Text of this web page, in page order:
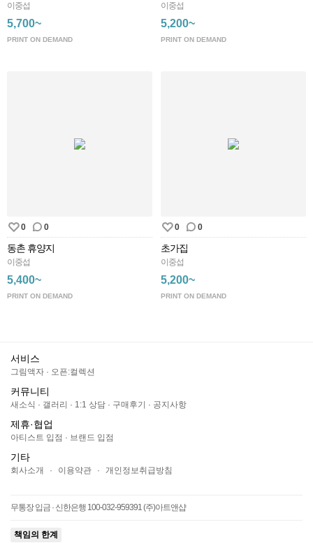
이중섭
5,700~
PRINT ON DEMAND
이중섭
5,200~
PRINT ON DEMAND
0 0
동촌 휴양지
이중섭
5,400~
PRINT ON DEMAND
0 0
초가집
이중섭
5,200~
PRINT ON DEMAND
서비스
그림액자 · 오픈:컬렉션
커뮤니티
새소식 · 갤러리 · 1:1 상담 · 구매후기 · 공지사항
제휴·협업
아티스트 입점 · 브랜드 입점
기타
회사소개 · 이용약관 · 개인정보취급방침
무통장 입금 · 신한은행 100-032-959391 (주)아트앤샵
책임의 한계